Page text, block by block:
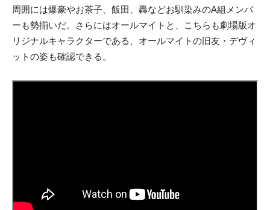
周囲には爆豪やお茶子、飯田、轟などお馴染みのA組メンバ
ーも勢揃いだ。さらにはオールマイトと、こちらも劇場版オ
リジナルキャラクターである、オールマイトの旧友・デヴィ
ットの姿も確認できる。